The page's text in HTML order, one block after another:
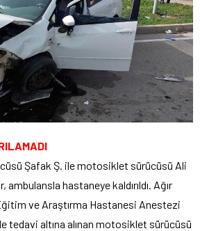
Şafak Ş. ile motosiklet sürücüsü Ali
ambulansla hastaneye kaldırıldı. Ağır
ve Araştırma Hastanesi Anestezi
tedavi altına alınan motosiklet sürücüsü